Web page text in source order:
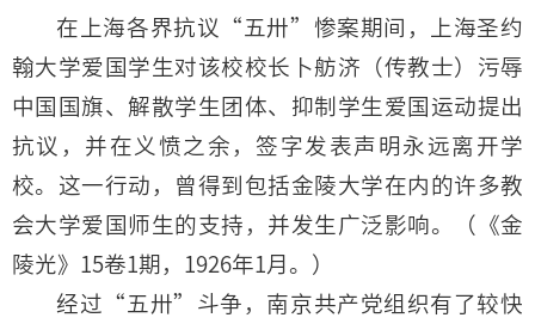
在上海各界抗议“五卅”惨案期间，上海圣约
翰大学爱国学生对该校校长卜舫济（传教士）污辱
中国国旗、解散学生团体、抑制学生爱国运动提出
抗议，并在义愤之余，签字发表声明永远离开学
校。这一行动，曾得到包括金陵大学在内的许多教
会大学爱国师生的支持，并发生广泛影响。（《金
陵光》15卷1期，1926年1月。）
经过“五卅”斗争，南京共产党组织有了较快